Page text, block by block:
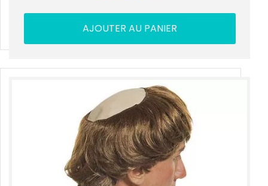
AJOUTER AU PANIER